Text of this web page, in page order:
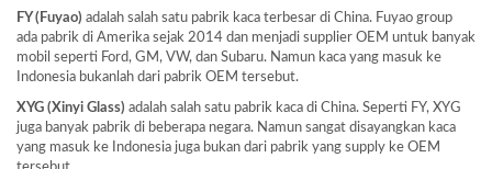
FY (Fuyao) adalah salah satu pabrik kaca terbesar di China. Fuyao group
ada pabrik di Amerika sejak 2014 dan menjadi supplier OEM untuk banyak
mobil seperti Ford, GM, VW, dan Subaru. Namun kaca yang masuk ke
Indonesia bukanlah dari pabrik OEM tersebut.
XYG (Xinyi Glass) adalah salah satu pabrik kaca di China. Seperti FY, XYG
juga banyak pabrik di beberapa negara. Namun sangat disayangkan kaca
yang masuk ke Indonesia juga bukan dari pabrik yang supply ke OEM